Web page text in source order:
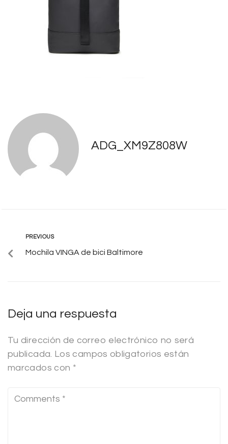
ADG_XM9Z808W
PREVIOUS
Mochila VINGA de bici Baltimore
Deja una respuesta
Tu dirección de correo electrónico no será
publicada. Los campos obligatorios están
marcados con *